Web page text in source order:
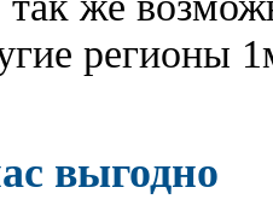
регионы
выгодно